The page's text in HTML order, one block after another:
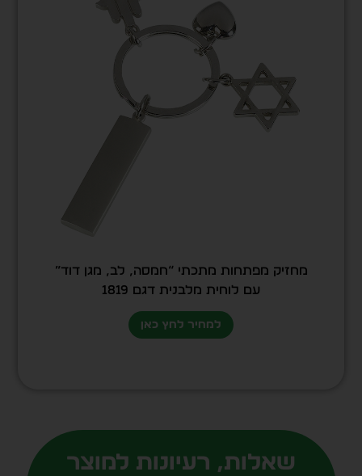
מחזיק מפתחות מתכתי “חמסה, לב, מגן דוד”
עם לוחית מלבנית דגם 1819
למחיר לחץ כאן
שאלות, רעיונות למוצר